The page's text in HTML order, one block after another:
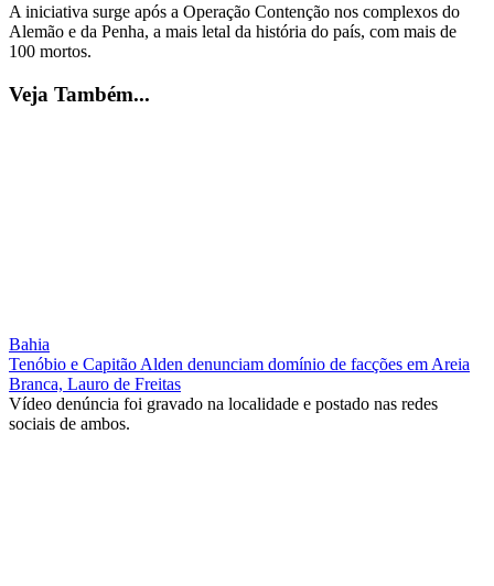
A iniciativa surge após a Operação Contenção nos complexos do
Alemão e da Penha, a mais letal da história do país, com mais de
100 mortos.
Veja Também...
Bahia
Tenóbio e Capitão Alden denunciam domínio de facções em Areia
Branca, Lauro de Freitas
Vídeo denúncia foi gravado na localidade e postado nas redes
sociais de ambos.